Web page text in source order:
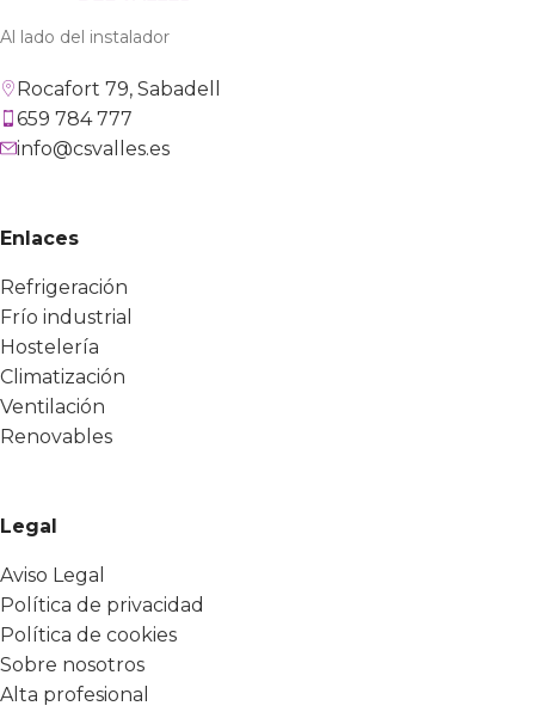
Al lado del instalador
Rocafort 79, Sabadell
659 784 777
info@csvalles.es
Enlaces
Refrigeración
Frío industrial
Hostelería
Climatización
Ventilación
Renovables
Legal
Aviso Legal
Política de privacidad
Política de cookies
Sobre nosotros
Alta profesional